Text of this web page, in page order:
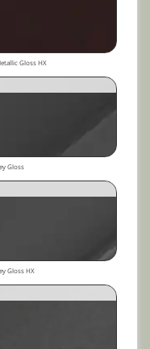
Gloss HX
Gloss
Gloss HX